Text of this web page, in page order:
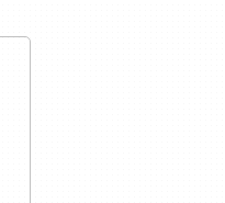
piegādi